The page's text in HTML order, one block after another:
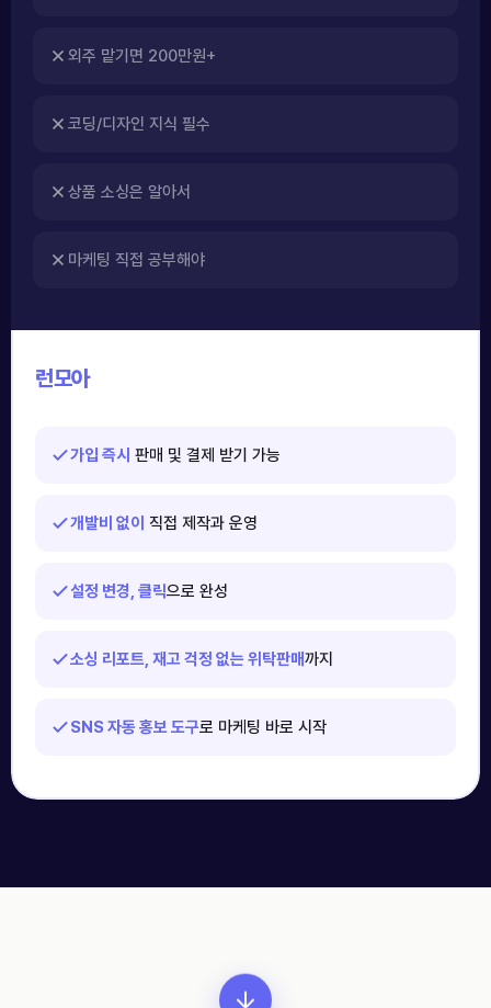
외주 맡기면 200만원+
코딩/디자인 지식 필수
상품 소싱은 알아서
마케팅 직접 공부해야
런모아
가입 즉시 판매 및 결제 받기 가능
개발비 없이 직접 제작과 운영
설정 변경, 클릭으로 완성
소싱 리포트, 재고 걱정 없는 위탁판매까지
SNS 자동 홍보 도구로 마케팅 바로 시작